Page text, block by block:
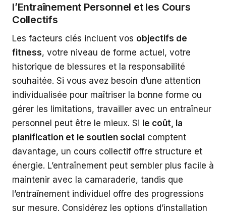
l’Entraînement Personnel et les Cours
Collectifs
Les facteurs clés incluent vos objectifs de
fitness, votre niveau de forme actuel, votre
historique de blessures et la responsabilité
souhaitée. Si vous avez besoin d’une attention
individualisée pour maîtriser la bonne forme ou
gérer les limitations, travailler avec un entraîneur
personnel peut être le mieux. Si le coût, la
planification et le soutien social comptent
davantage, un cours collectif offre structure et
énergie. L’entraînement peut sembler plus facile à
maintenir avec la camaraderie, tandis que
l’entraînement individuel offre des progressions
sur mesure. Considérez les options d’installation